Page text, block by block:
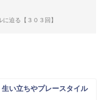
迫る【３０３回】
い立ちやプレースタイル